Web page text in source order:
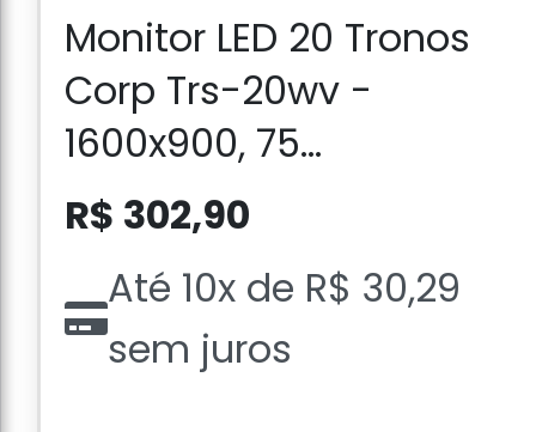
Monitor LED 20 Tronos
Corp Trs-20wv -
1600x900, 75...
R$ 302,90
Até 10x de R$ 30,29
sem juros